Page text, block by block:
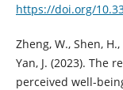
https://doi.org/
Zheng, W., Shen,
Yan, J. (2023). The
perceived well-